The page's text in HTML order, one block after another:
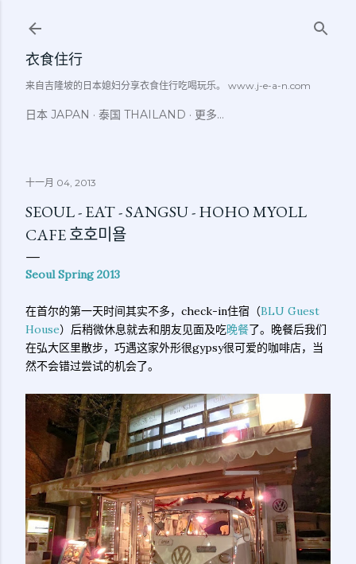
衣食住行
来自吉隆坡的日本媳妇分享衣食住行吃喝玩乐。 www.j-e-a-n.com
日本 JAPAN 泰国 THAILAND 更多…
十一月 04, 2013
SEOUL - EAT - SANGSU - HOHO MYOLL
CAFE 호호미욜
Seoul Spring 2013
在首尔的第一天时间其实不多，check-in住宿（BLU Guest
House）后稍微休息就去和朋友见面及吃晚餐了。晚餐后我们
在弘大区里散步，巧遇这家外形很gypsy很可爱的咖啡店，当
然不会错过尝试的机会了。